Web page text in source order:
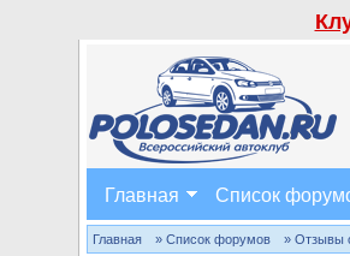
Главная Список
Главная » Список форумов » Отзывы